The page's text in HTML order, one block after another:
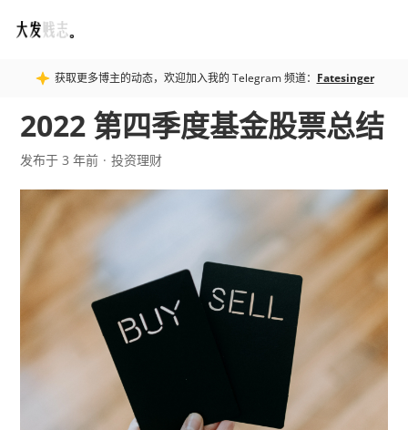
Fatesinger
获取更多博主的动态，欢迎加入我的 Telegram 频道： Fatesinger
2022 第四季度基金股票总结
发布于 3 年前 投资理财